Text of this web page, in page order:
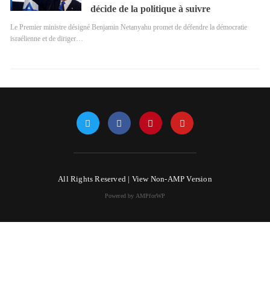
décide de la politique à suivre
Le Premier ministre désigné Benjamin Netanyahu promet de défendre la démocratie
israélienne et de diriger…
All Rights Reserved | View Non-AMP Version
Powered by AMPforWP